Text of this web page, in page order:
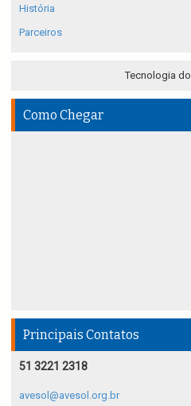
História
Parceiros
Tecnologia do
Como Chegar
Principais Contatos
51 3221 2318
avesol@avesol.org.br